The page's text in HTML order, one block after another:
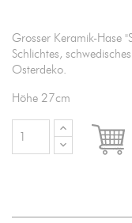
Grosser Keramik-Hase
Schlichtes,
Osterdeko.
Höhe 27cm
